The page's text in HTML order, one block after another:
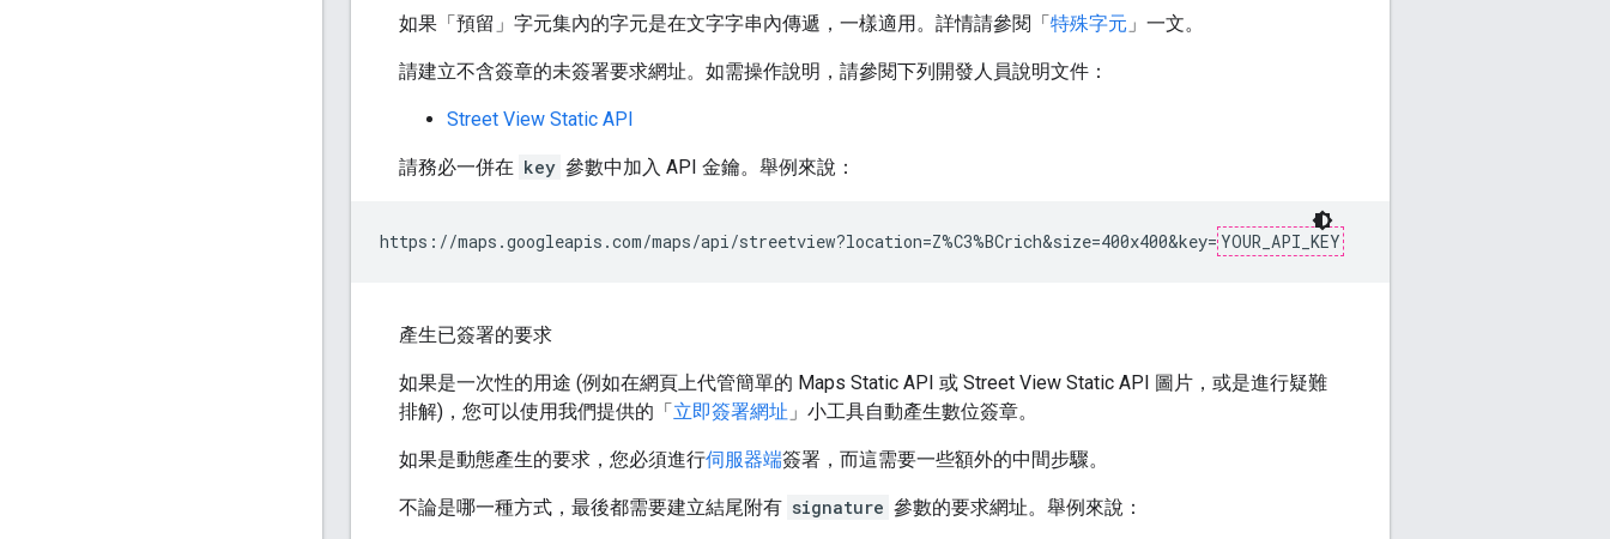
如果「預留」 字元集內的字元是在文字字串內傳遞，一樣適用。詳情請參閱「特殊字元 」一文。
請建立不含簽章的未簽署要求網址。如需操作說明，請參閱下列開發人員說明文件：
Street View Static API
請務必一併在 key 參數中加入 API 金鑰。舉例來說：
https://maps.googleapis.com/maps/api/streetview?location=Z%C3%BCrich&size=400x400&key= YOUR_API_KEY
產生已簽署的要求
如果是一次性的用途 (例如在網頁上代管簡單的 Maps Static API 或 Street View Static API 圖片，或是進行疑難
排解)，您可以使用我們提供的「立即簽署網址 」 小工具自動產生數位簽章。
如果是動態產生的要求，您必須進行伺服器端簽署，而這需要一些額外的中間步驟。
不論是哪一種方式，最後都需要建立結尾附有 signature 參數的要求網址。舉例來說：